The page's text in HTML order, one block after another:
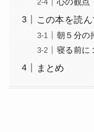
この本を読
朝５分の
寝る前に
まとめ